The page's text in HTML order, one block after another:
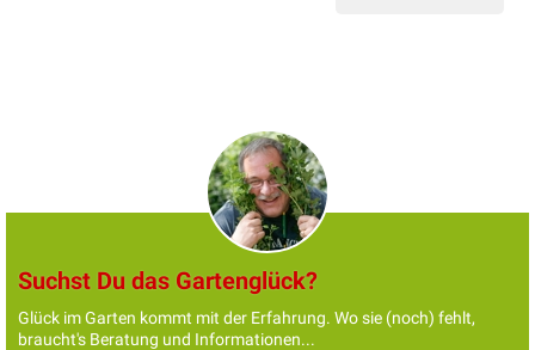
Suchst Du das Gartenglück?
Glück im Garten kommt mit der Erfahrung. Wo sie (noch) fehlt,
braucht's Beratung und Informationen...